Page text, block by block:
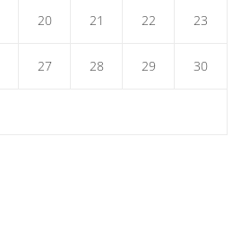
20 21 22 23
27 28 29 30